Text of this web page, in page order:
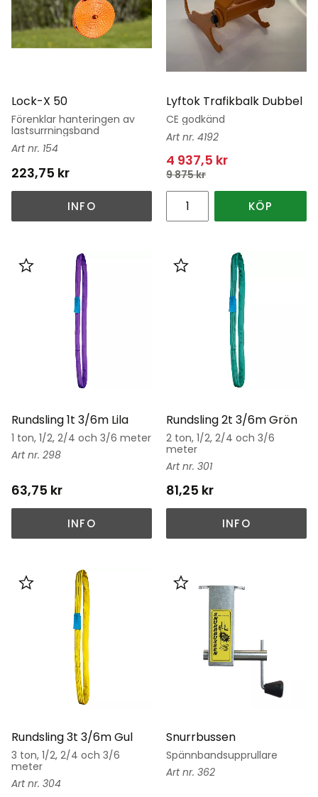
Lock-X 50
Förenklar hanteringen av
lastsurrningsband
154
223,75 kr
INFO
Lyftok Trafikbalk Dubbel
CE godkänd
4192
4 937,5 kr
9 875kr
KÖP
Rundsling 1t 3/6m Lila
1 ton, 1/2, 2/4 och 3/6 meter
298
63,75 kr
Lägg till i favoriter
INFO
Rundsling 2t 3/6m Grön
2 ton, 1/2, 2/4 och 3/6
meter
301
81,25 kr
Lägg till i favoriter
INFO
Rundsling 3t 3/6m Gul
3 ton, 1/2, 2/4 och 3/6
meter
304
Lägg till i favoriter
Snurrbussen
Spännbandsupprullare
362
Lägg till i favoriter